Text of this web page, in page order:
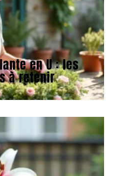
en U : les
à retenir